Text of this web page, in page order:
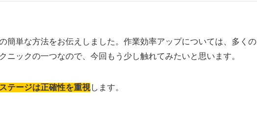
簡単な方法をお伝えしました。作業効率アップについては、多くの
ニックの一つなので、今回もう少し触れてみたいと思います。
テージは正確性を重視します。